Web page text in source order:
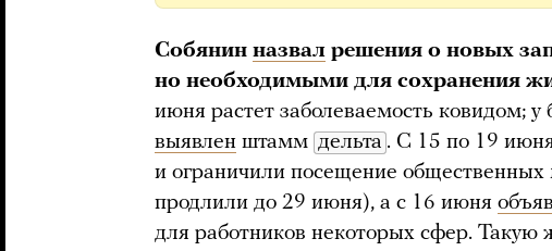
Собянин назвал решения о новых
но необходимыми для сохранения
июня растет заболеваемость ковидом;
выявлен штамм дельта . С 15 по 19
и ограничили посещение общественных
продлили до 29 июня), а с 16 июня
для работников некоторых сфер. Такую